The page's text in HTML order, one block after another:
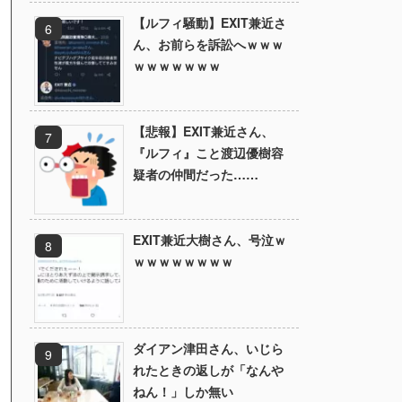
【ルフィ騒動】EXIT兼近さ
ん、お前らを訴訟へｗｗｗ
ｗｗｗｗｗｗｗ
【悲報】EXIT兼近さん、
『ルフィ』こと渡辺優樹容
疑者の仲間だった……
EXIT兼近大樹さん、号泣ｗ
ｗｗｗｗｗｗｗｗ
ダイアン津田さん、いじら
れたときの返しが「なんや
ねん！」しか無い